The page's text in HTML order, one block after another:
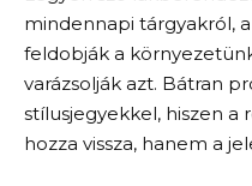
mindennapi tárgyakról,
feldobják a
varázsolják azt. Bátran
stílusjegyekkel, hiszen
hozza vissza, hanem a